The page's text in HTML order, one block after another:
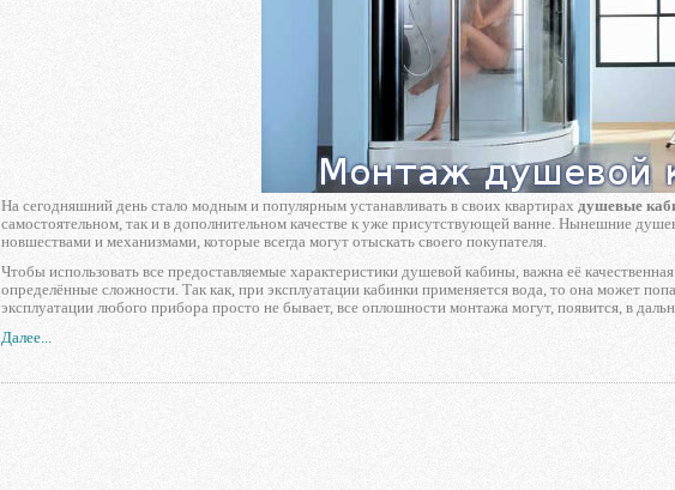
На сегодняшний день стало модным и популярным устанавливать в своих квартирах душевые
самостоятельном, так и в дополнительном качестве к уже присутствующей ванне. Нынешние
новшествами и механизмами, которые всегда могут отыскать своего покупателя.
Чтобы использовать все предоставляемые характеристики душевой кабины, важна её
определённые сложности. Так как, при эксплуатации кабинки применяется вода, то она может
эксплуатации любого прибора просто не бывает, все оплошности монтажа могут, появится, в
Далее...